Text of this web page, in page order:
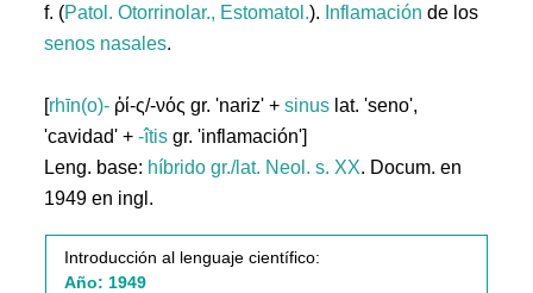
f. (Patol. Otorrinolar., Estomatol.). Inflamación de los
senos nasales.
[rhīn(o)- ῥί-ς/-νός gr. 'nariz' +sinus lat. 'seno',
'cavidad' +-îtis gr. 'inflamación']
Leng. base: híbrido gr./lat. Neol. s. XX. Docum. en
1949 en ingl.
Introducción al lenguaje científico:
Año: 1949